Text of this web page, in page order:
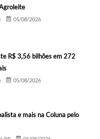
05/08/2026
R$ 3,56 bilhões em 272
05/08/2026
e mais na Coluna pelo